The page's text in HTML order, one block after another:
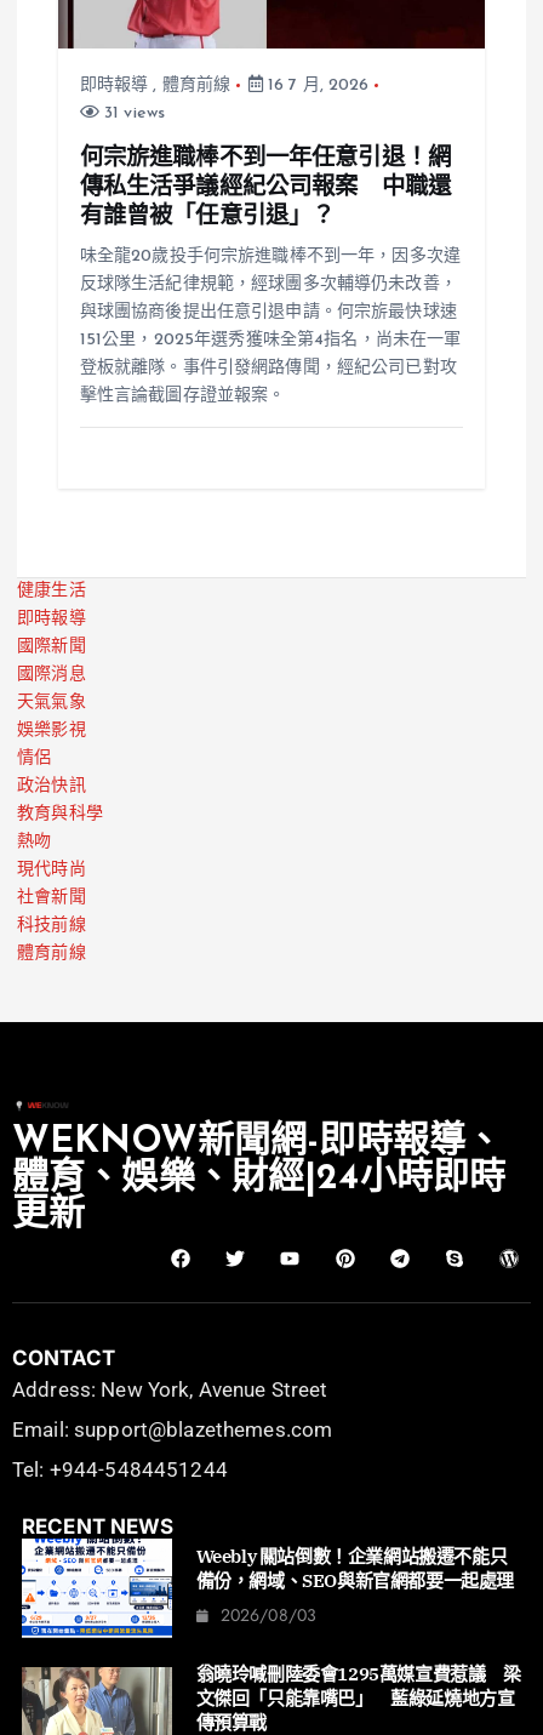
即時報導 , 體育前線
16 7 月, 2026
31 views
何宗旂進職棒不到一年任意引退！網
傳私生活爭議經紀公司報案 中職還
有誰曾被「任意引退」？
味全龍20歲投手何宗旂進職棒不到一年，因多次違
反球隊生活紀律規範，經球團多次輔導仍未改善，
與球團協商後提出任意引退申請。何宗旂最快球速
151公里，2025年選秀獲味全第4指名，尚未在一軍
登板就離隊。事件引發網路傳聞，經紀公司已對攻
擊性言論截圖存證並報案。
健康生活
即時報導
國際新聞
國際消息
天氣氣象
娛樂影視
情侶
政治快訊
教育與科學
熱吻
現代時尚
社會新聞
科技前線
體育前線
WEKNOW新聞網-即時報導、
體育、娛樂、財經|24小時即時
更新
CONTACT
Address: New York, Avenue Street
Email: support@blazethemes.com
Tel: +944-5484451244
RECENT NEWS
Weebly 關站倒數！企業網站搬遷不能只
備份，網域、SEO與新官網都要一起處理
2026/08/03
翁曉玲喊刪陸委會1295萬媒宣費惹議 梁
文傑回「只能靠嘴巴」 藍綠延燒地方宣
傳預算戰